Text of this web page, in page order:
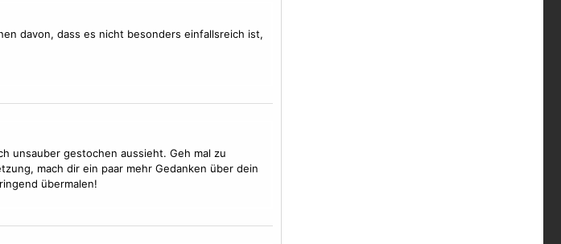
davon, dass es nicht besonders einfallsreich ist,
unsauber gestochen aussieht. Geh mal zu
mach dir ein paar mehr Gedanken über dein
übermalen!